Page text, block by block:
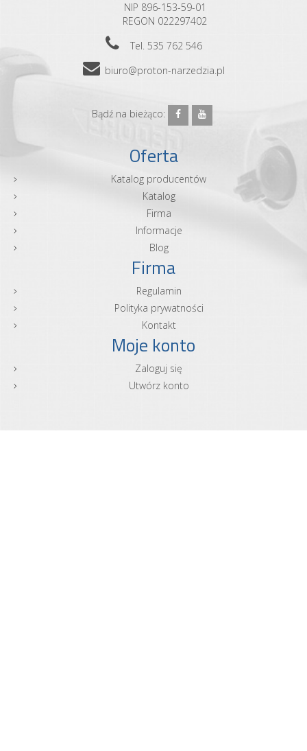
NIP 896-153-59-01
REGON 022297402
Tel. 535 762 546
biuro@proton-narzedzia.pl
Bądź na bieżąco:
Oferta
Katalog producentów
Katalog
Firma
Informacje
Blog
Firma
Regulamin
Polityka prywatności
Kontakt
Moje konto
Zaloguj się
Utwórz konto